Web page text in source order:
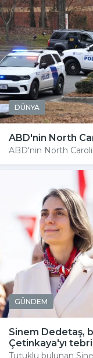
DÜNYA
ABD'nin North
ABD'nin North
GÜNDEM
Sinem Dedetaş,
Çetinkaya'yı
Tutuklu bulunan